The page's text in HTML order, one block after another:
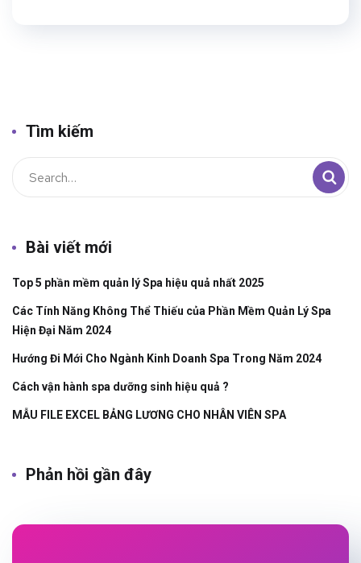
Tìm kiếm
Bài viết mới
Top 5 phần mềm quản lý Spa hiệu quả nhất 2025
Các Tính Năng Không Thể Thiếu của Phần Mềm Quản Lý Spa
Hiện Đại Năm 2024
Hướng Đi Mới Cho Ngành Kinh Doanh Spa Trong Năm 2024
Cách vận hành spa dưỡng sinh hiệu quả ?
MẪU FILE EXCEL BẢNG LƯƠNG CHO NHÂN VIÊN SPA
Phản hồi gần đây